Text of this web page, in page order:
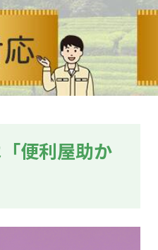
便利屋助か